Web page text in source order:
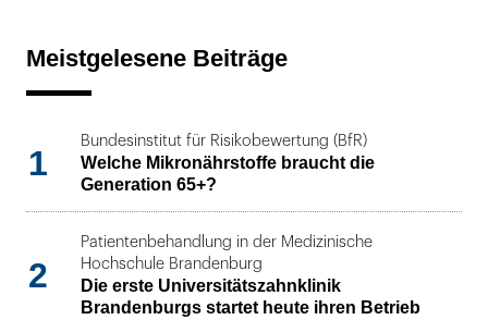
Meistgelesene Beiträge
1
Bundesinstitut für Risikobewertung (BfR)
Welche Mikronährstoffe braucht die
Generation 65+?
2
Patientenbehandlung in der Medizinische
Hochschule Brandenburg
Die erste Universitätszahnklinik
Brandenburgs startet heute ihren Betrieb